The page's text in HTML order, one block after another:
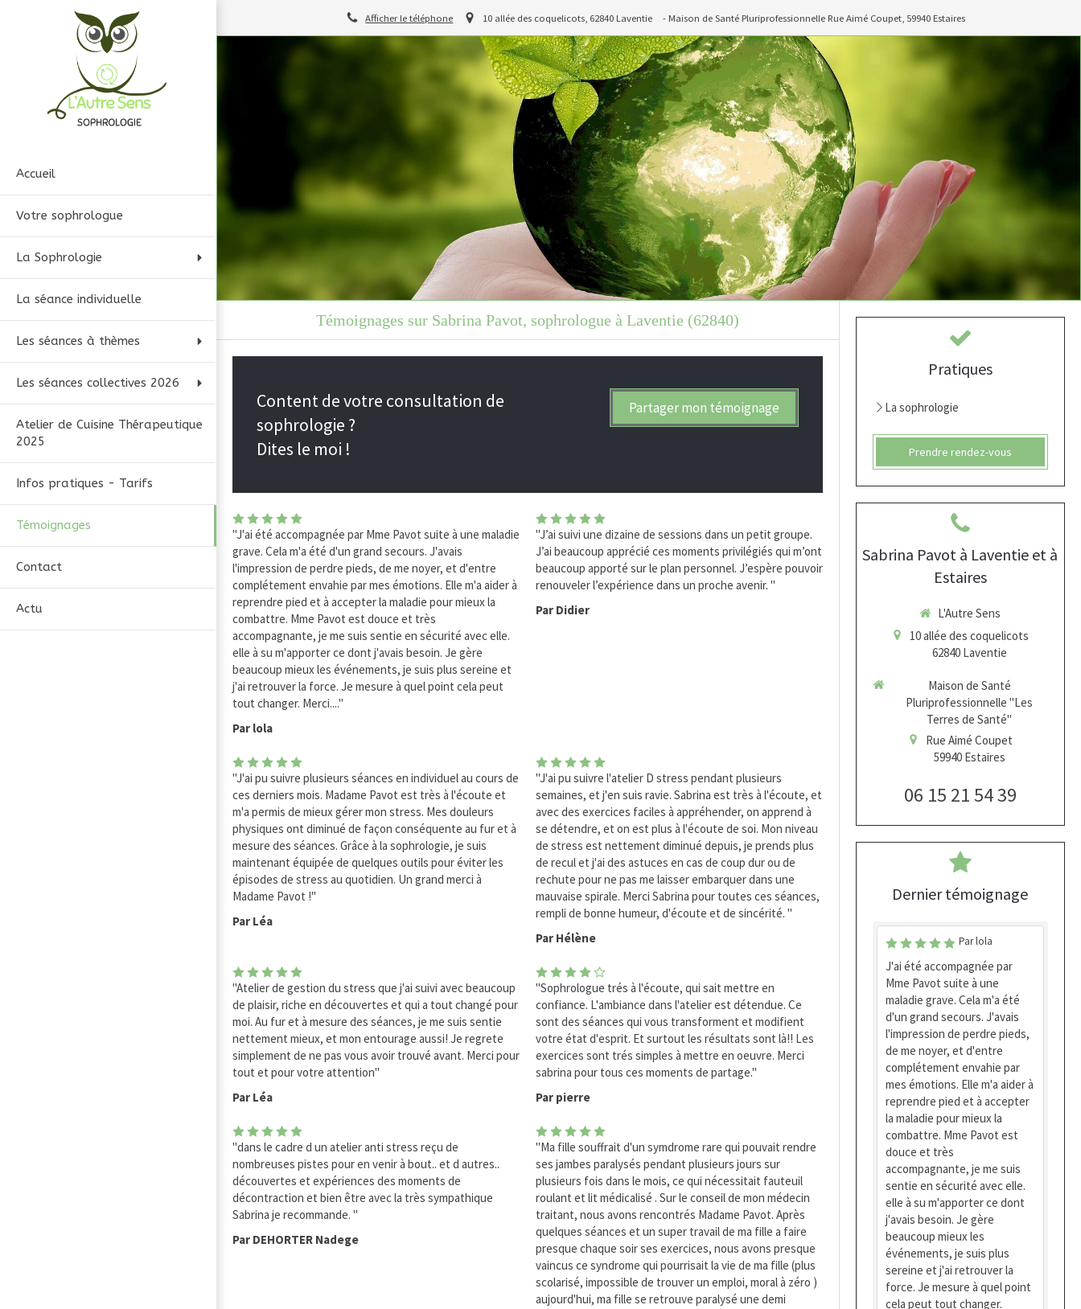
Accueil
Votre sophrologue
La Sophrologie
La séance individuelle
Les séances à thèmes
Les séances collectives 2026
Atelier de Cuisine Thérapeutique
2025
Infos pratiques - Tarifs
Témoignages
Contact
Actu
Afficher le téléphone 10 allée des coquelicots, 62840 Laventie - Maison de Santé Pluriprofessionnelle Rue Aimé Coupet, 59940 Estaires
Témoignages sur Sabrina Pavot, sophrologue à Laventie (62840)
Content de votre consultation de
sophrologie ?
Dites le moi !
Partager mon témoignage
"J'ai été accompagnée par Mme Pavot suite à une maladie
grave. Cela m'a été d'un grand secours. J'avais
l'impression de perdre pieds, de me noyer, et d'entre
complétement envahie par mes émotions. Elle m'a aider à
reprendre pied et à accepter la maladie pour mieux la
combattre. Mme Pavot est douce et très
accompagnante, je me suis sentie en sécurité avec elle.
elle à su m'apporter ce dont j'avais besoin. Je gère
beaucoup mieux les événements, je suis plus sereine et
j'ai retrouver la force. Je mesure à quel point cela peut
tout changer. Merci...."
Par lola
"J’ai suivi une dizaine de sessions dans un petit groupe.
J’ai beaucoup apprécié ces moments privilégiés qui m’ont
beaucoup apporté sur le plan personnel. J’espère pouvoir
renouveler l’expérience dans un proche avenir. "
Par Didier
"J'ai pu suivre plusieurs séances en individuel au cours de
ces derniers mois. Madame Pavot est très à l'écoute et
m'a permis de mieux gérer mon stress. Mes douleurs
physiques ont diminué de façon conséquente au fur et à
mesure des séances. Grâce à la sophrologie, je suis
maintenant équipée de quelques outils pour éviter les
épisodes de stress au quotidien. Un grand merci à
Madame Pavot !"
Par Léa
"J'ai pu suivre l'atelier D stress pendant plusieurs
semaines, et j'en suis ravie. Sabrina est très à l'écoute, et
avec des exercices faciles à appréhender, on apprend à
se détendre, et on est plus à l'écoute de soi. Mon niveau
de stress est nettement diminué depuis, je prends plus
de recul et j'ai des astuces en cas de coup dur ou de
rechute pour ne pas me laisser embarquer dans une
mauvaise spirale. Merci Sabrina pour toutes ces séances,
rempli de bonne humeur, d'écoute et de sincérité. "
Par Hélène
"Atelier de gestion du stress que j'ai suivi avec beaucoup
de plaisir, riche en découvertes et qui a tout changé pour
moi. Au fur et à mesure des séances, je me suis sentie
nettement mieux, et mon entourage aussi! Je regrete
simplement de ne pas vous avoir trouvé avant. Merci pour
tout et pour votre attention"
Par Léa
"Sophrologue trés à l'écoute, qui sait mettre en
confiance. L'ambiance dans l'atelier est détendue. Ce
sont des séances qui vous transforment et modifient
votre état d'esprit. Et surtout les résultats sont là!! Les
exercices sont trés simples à mettre en oeuvre. Merci
sabrina pour tous ces moments de partage."
Par pierre
"dans le cadre d un atelier anti stress reçu de
nombreuses pistes pour en venir à bout.. et d autres..
découvertes et expériences des moments de
décontraction et bien être avec la très sympathique
Sabrina je recommande. "
Par DEHORTER Nadege
"Ma fille souffrait d'un symdrome rare qui pouvait rendre
ses jambes paralysés pendant plusieurs jours sur
plusieurs fois dans le mois, ce qui nécessitait fauteuil
roulant et lit médicalisé . Sur le conseil de mon médecin
traitant, nous avons rencontrés Madame Pavot. Après
quelques séances et un super travail de ma fille a faire
presque chaque soir ses exercices, nous avons presque
vaincus ce syndrome qui pourrisait la vie de ma fille (plus
scolarisé, impossible de trouver un emploi, moral à zéro )
aujourd'hui, ma fille se retrouve paralysé une demi
Pratiques
La sophrologie
Prendre rendez-vous
Sabrina Pavot à Laventie et à
Estaires
L'Autre Sens
10 allée des coquelicots
62840 Laventie
Maison de Santé
Pluriprofessionnelle "Les
Terres de Santé"
Rue Aimé Coupet
59940 Estaires
06 15 21 54 39
Dernier témoignage
Par lola
J'ai été accompagnée par
Mme Pavot suite à une
maladie grave. Cela m'a été
d'un grand secours. J'avais
l'impression de perdre pieds,
de me noyer, et d'entre
complétement envahie par
mes émotions. Elle m'a aider à
reprendre pied et à accepter
la maladie pour mieux la
combattre. Mme Pavot est
douce et très
accompagnante, je me suis
sentie en sécurité avec elle.
elle à su m'apporter ce dont
j'avais besoin. Je gère
beaucoup mieux les
événements, je suis plus
sereine et j'ai retrouver la
force. Je mesure à quel point
cela peut tout changer.